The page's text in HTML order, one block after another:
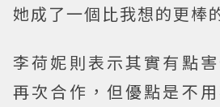
她成了一個比我想的更棒
李荷妮則表示其實有點
再次合作，但優點是不